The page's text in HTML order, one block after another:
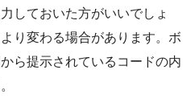
しておいた方がいいでしょ
り変わる場合があります。ボ
ら提示されているコードの内